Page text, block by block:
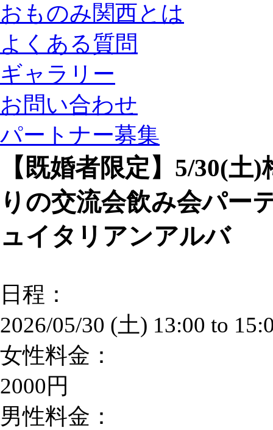
おものみ関西とは
よくある質問
ギャラリー
お問い合わせ
パートナー募集
【既婚者限定】5/30(
りの交流会飲み会パー
ュイタリアンアルバ
日程：
2026/05/30 (土) 13:00 to
女性料金：
2000円
男性料金：